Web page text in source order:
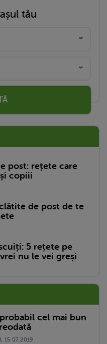
tău
post: rețete care
copiii
de post de te
5 rețete pe
nu le vei greși
cel mai bun
15.07.2019